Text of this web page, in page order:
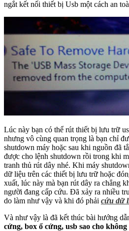
ngắt kết nối thiết bị Usb một cách an
Lúc này bạn có thể rút thiết bị lưu trữ
nhưng vô cùng quan trọng là bạn chỉ
shutdown máy hoặc sau khi nguồn đã
được cho lệnh shutdown rồi trong khi
tranh thủ rút dây nhé. Khi máy
dữ liệu trên các thiết bị lưu trữ hoặc
xuất, lúc này mà bạn rút dây ra chẳng
người đang cấp cứu. Đã xảy ra nhiều
do làm như vậy và khi đó phải cứu dữ
Và như vậy là đã kết thúc bài hướng
cứng, box ổ cứng, usb sao cho